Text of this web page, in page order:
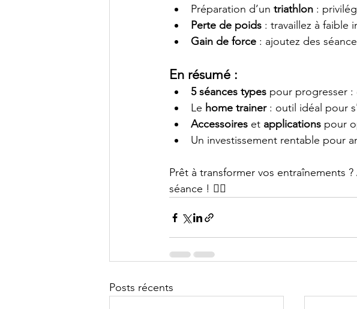
Préparation d’un triathlon :
Perte de poids : travaillez à faible
Gain de force : ajoutez des
En résumé :
5 séances types pour progresser :
Le home trainer : outil idéal pour
Accessoires et applications pour
Un investissement rentable pour
Prêt à transformer vos entraînements ?
séance ! 🚴‍♂️
Posts récents